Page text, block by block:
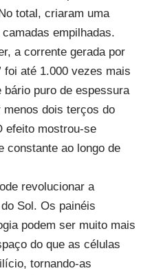
total, criaram uma
empilhadas.
a corrente gerada por
foi até 1.000 vezes mais
puro de espessura
dois terços do
efeito mostrou-se
constante ao longo de
revolucionar a
Sol. Os painéis
podem ser muito mais
do que as células
tornando-as